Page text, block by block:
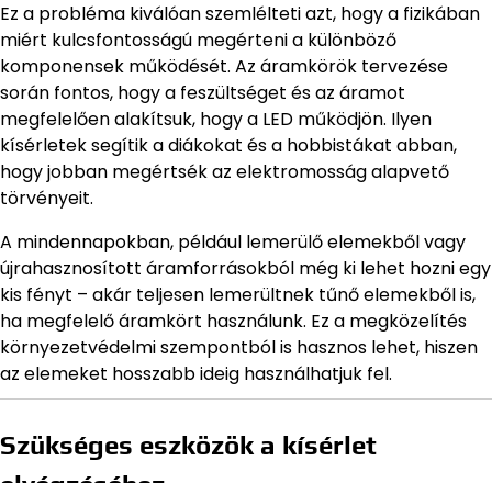
Ez a probléma kiválóan szemlélteti azt, hogy a fizikában
miért kulcsfontosságú megérteni a különböző
komponensek működését. Az áramkörök tervezése
során fontos, hogy a feszültséget és az áramot
megfelelően alakítsuk, hogy a LED működjön. Ilyen
kísérletek segítik a diákokat és a hobbistákat abban,
hogy jobban megértsék az elektromosság alapvető
törvényeit.
A mindennapokban, például lemerülő elemekből vagy
újrahasznosított áramforrásokból még ki lehet hozni egy
kis fényt – akár teljesen lemerültnek tűnő elemekből is,
ha megfelelő áramkört használunk. Ez a megközelítés
környezetvédelmi szempontból is hasznos lehet, hiszen
az elemeket hosszabb ideig használhatjuk fel.
Szükséges eszközök a kísérlet